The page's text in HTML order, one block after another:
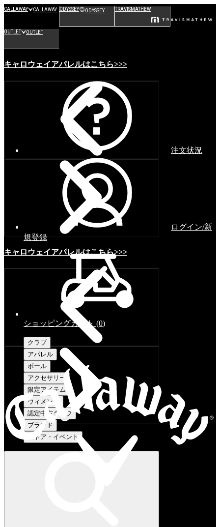
CALLAWAY CALLAWAY ODYSSEY ODYSSEY TRAVISMATHEW
OUTLET OUTLET
キャロウェイアパレルはこちら>>>
キャロウェイアパレルはこちら>>>
注文状況
ログイン/新
規登録
ショッピングカート (0)
クラブ
アパレル
ボール
アクセサリー
限定アイテム
ウィメンズ
認定中古クラブ
ブランド
ストア・イベント